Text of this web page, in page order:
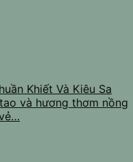
Khiết Và Kiêu Sa
và hương thơm nồng